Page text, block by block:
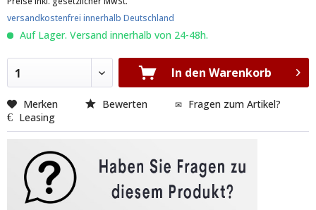
versandkostenfrei innerhalb Deutschland
Auf Lager. Versand innerhalb von 24-48h.
1 In den Warenkorb
Merken Bewerten
Fragen zum Artikel?
Leasing